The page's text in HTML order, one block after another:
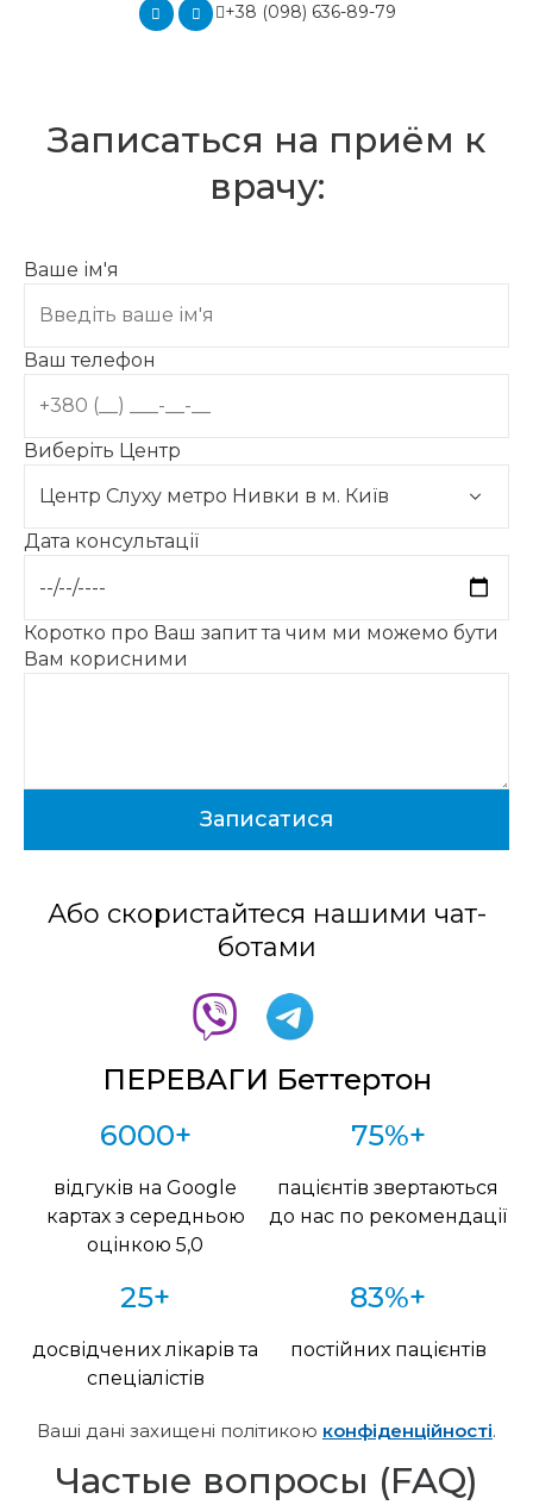
+38 (098) 636-89-79
Записаться на приём к
врачу:
Ваше ім'я
Ваш телефон
Виберіть Центр
Дата консультації
Коротко про Ваш запит та чим ми можемо бути
Вам корисними
Або скористайтеся нашими чат-
ботами
ПЕРЕВАГИ Беттертон
6000+
відгуків на Google
картах з середньою
оцінкою 5,0
75%+
пацієнтів звертаються
до нас по рекомендації
25+
досвідчених лікарів та
спеціалістів
83%+
постійних пацієнтів
Ваші дані захищені політикою конфіденційності.
Частые вопросы (FAQ)